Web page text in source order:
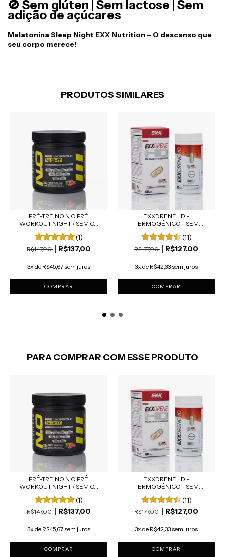
🚫 Sem glúten | Sem lactose | Sem
adição de açúcares
Melatonina Sleep Night EXX Nutrition – O descanso que
seu corpo merece!
PRODUTOS SIMILARES
PRÉ-TREINO N.O PRÉ
WORKOUT NIGHT / SEM C...
(1)
R$147,00 R$137,00
3x de R$45,67 sem juros
COMPRAR
EXXDRENEHD -
TERMOGÊNICO - SEM
CAFEÍNA E...
(11)
R$177,00 R$127,00
3x de R$42,33 sem juros
PARA COMPRAR COM ESSE PRODUTO
PRÉ-TREINO N.O PRÉ
WORKOUT NIGHT / SEM C...
(1)
R$147,00 R$137,00
3x de R$45,67 sem juros
COMPRAR
EXXDRENEHD -
TERMOGÊNICO - SEM
CAFEÍNA E...
(11)
R$177,00 R$127,00
3x de R$42,33 sem juros